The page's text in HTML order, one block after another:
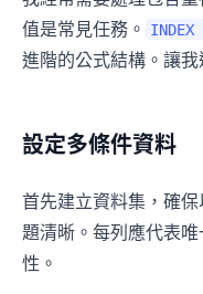
值是常見任務。
INDEX
進階的公式結構。讓我
設定多條件資料
首先建立資料集，確
題清晰。每列應代表
性。